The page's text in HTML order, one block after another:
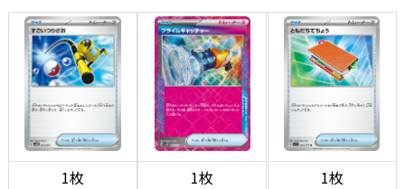
1枚 1枚 1枚